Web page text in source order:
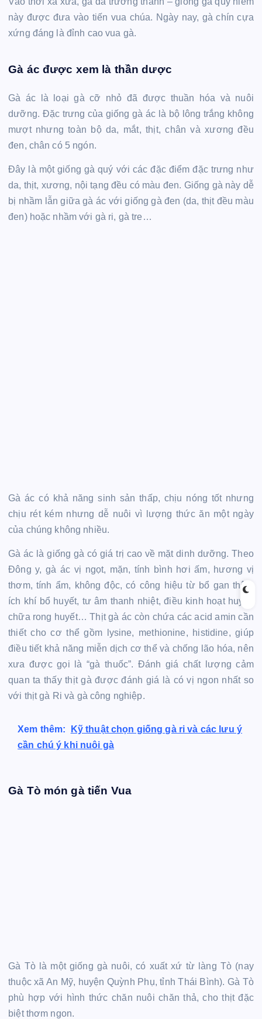
này được đưa vào tiến vua chúa. Ngày nay, gà chín cựa
xứng đáng là đỉnh cao vua gà.
Gà ác được xem là thần dược
Gà ác là loại gà cỡ nhỏ đã được thuần hóa và nuôi
dưỡng. Đặc trưng của giống gà ác là bộ lông trắng không
mượt nhưng toàn bộ da, mắt, thịt, chân và xương đều
đen, chân có 5 ngón.
Đây là một giống gà quý với các đặc điểm đặc trưng như
da, thịt, xương, nội tạng đều có màu đen. Giống gà này dễ
bị nhầm lẫn giữa gà ác với giống gà đen (da, thịt đều màu
đen) hoặc nhầm với gà ri, gà tre…
Gà ác có khả năng sinh sản thấp, chịu nóng tốt nhưng
chịu rét kém nhưng dễ nuôi vì lượng thức ăn một ngày
của chúng không nhiều.
Gà ác là giống gà có giá trị cao về mặt dinh dưỡng. Theo
Đông y, gà ác vị ngọt, mặn, tính bình hơi ấm, hương vị
thơm, tính ẩm, không độc, có công hiệu từ bổ gan thận,
ích khí bổ huyết, tư âm thanh nhiệt, điều kinh hoạt huyết,
chữa rong huyết… Thịt gà ác còn chứa các acid amin cần
thiết cho cơ thể gồm lysine, methionine, histidine, giúp
điều tiết khả năng miễn dịch cơ thể và chống lão hóa, nên
xưa được gọi là “gà thuốc”. Đánh giá chất lượng cảm
quan ta thấy thịt gà được đánh giá là có vị ngon nhất so
với thịt gà Ri và gà công nghiệp.
Xem thêm:
Kỹ thuật chọn giống gà ri và các lưu ý
cần chú ý khi nuôi gà
Gà Tò món gà tiến Vua
Gà Tò là một giống gà nuôi, có xuất xứ từ làng Tò (nay
thuộc xã An Mỹ, huyện Quỳnh Phụ, tỉnh Thái Bình). Gà Tò
phù hợp với hình thức chăn nuôi chăn thả, cho thịt đặc
biệt thơm ngon.